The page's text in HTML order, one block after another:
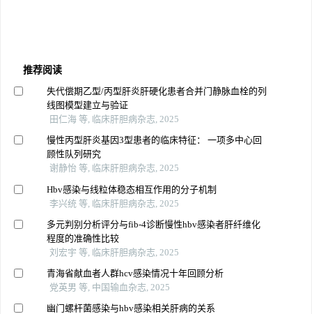
推荐阅读
失代偿期乙型/丙型肝炎肝硬化患者合并门静脉血栓的列
线图模型建立与验证
田仁海 等, 临床肝胆病杂志, 2025
慢性丙型肝炎基因3型患者的临床特征： 一项多中心回
顾性队列研究
谢静怡 等, 临床肝胆病杂志, 2025
Hbv感染与线粒体稳态相互作用的分子机制
李兴统 等, 临床肝胆病杂志, 2025
多元判别分析评分与fib-4诊断慢性hbv感染者肝纤维化
程度的准确性比较
刘宏宇 等, 临床肝胆病杂志, 2025
青海省献血者人群hcv感染情况十年回顾分析
党英男 等, 中国输血杂志, 2025
幽门螺杆菌感染与hbv感染相关肝病的关系